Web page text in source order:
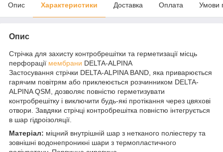
Опис Характеристики Доставка Оплата Умови
Опис
Стрічка для захисту контробрешітки та герметизації місць
перфорації мембрани DELTA-ALPINA
Застосування стрічки DELTA-ALPINA BAND, яка приварюється
гарячим повітрям або приклеюється розчинником DELTA-
ALPINA QSM, дозволяє повністю герметизувати
контробрешітку і виключити будь-які протікання через цвяхові
отвори. Завдяки стрічці контробрешітка повністю інтегрується
в шар гідроізоляції.
Матеріал: міцний внутрішній шар з нетканого поліестеру та
зовнішні водонепроникні шари з термопластичного